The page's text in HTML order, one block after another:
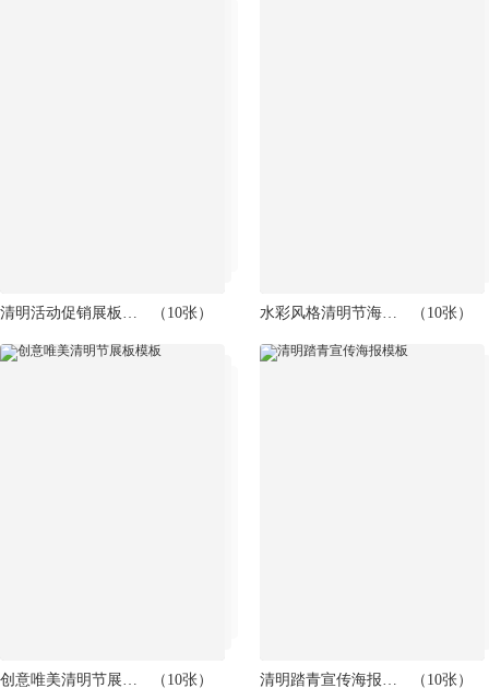
清明活动促销展板设计模板 （10张） 水彩风格清明节海报模板 （10张）
创意唯美清明节展板模板 （10张） 清明踏青宣传海报模板 （10张）